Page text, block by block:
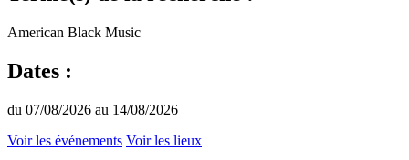
American Black Music
Dates :
du 07/08/2026 au 14/08/2026
Voir les événements Voir les lieux